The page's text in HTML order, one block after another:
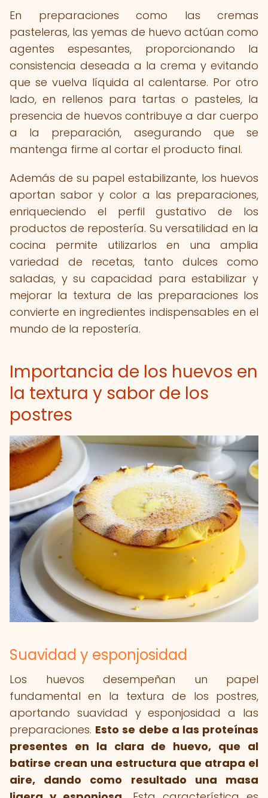
En preparaciones como las cremas
pasteleras, las yemas de huevo actúan como
agentes espesantes, proporcionando la
consistencia deseada a la crema y evitando
que se vuelva líquida al calentarse. Por otro
lado, en rellenos para tartas o pasteles, la
presencia de huevos contribuye a dar cuerpo
a la preparación, asegurando que se
mantenga firme al cortar el producto final.
Además de su papel estabilizante, los huevos
aportan sabor y color a las preparaciones,
enriqueciendo el perfil gustativo de los
productos de repostería. Su versatilidad en la
cocina permite utilizarlos en una amplia
variedad de recetas, tanto dulces como
saladas, y su capacidad para estabilizar y
mejorar la textura de las preparaciones los
convierte en ingredientes indispensables en el
mundo de la repostería.
Importancia de los huevos en
la textura y sabor de los
postres
Suavidad y esponjosidad
Los huevos desempeñan un papel
fundamental en la textura de los postres,
aportando suavidad y esponjosidad a las
preparaciones. Esto se debe a las proteínas
presentes en la clara de huevo, que al
batirse crean una estructura que atrapa el
aire, dando como resultado una masa